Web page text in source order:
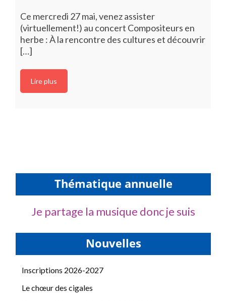
Ce mercredi 27 mai, venez assister
(virtuellement!) au concert Compositeurs en
herbe : À la rencontre des cultures et découvrir
[…]
Lire plus
Thématique annuelle
Je partage la musique donc je suis
Nouvelles
Inscriptions 2026-2027
Le chœur des cigales